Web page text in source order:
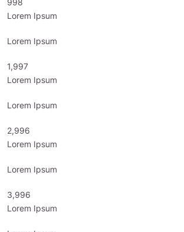
1,000
Lorem Ipsum
Lorem Ipsum
2,000
Lorem Ipsum
Lorem Ipsum
3,000
Lorem Ipsum
Lorem Ipsum
4,000
Lorem Ipsum